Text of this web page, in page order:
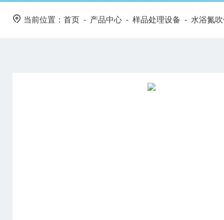
当前位置： 首页 - 产品中心 - 样品处理设备 - 水浴氮